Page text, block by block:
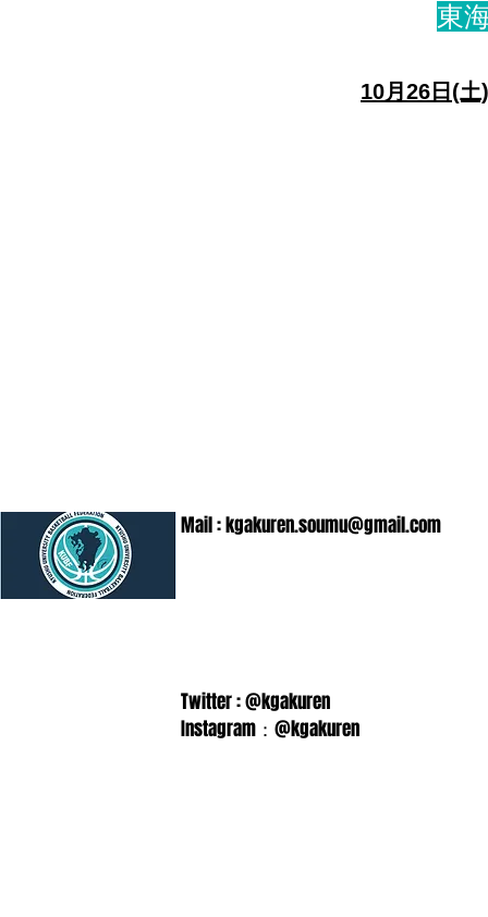
東
10月26日(土)
Mail :kgakuren.soumu@gmail.com
Twitter : @kgakuren
Instagram：@kgakuren